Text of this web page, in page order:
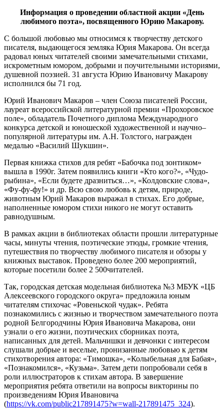
Информация о проведении областной акции «День
любимого поэта», посвященного Юрию Макарову.
С большой любовью мы относимся к творчеству детского
писателя, выдающегося земляка Юрия Макарова. Он всегда
радовал юных читателей своими замечательными стихами,
искрометным юмором, добрыми и поучительными историями,
душевной поэзией. 31 августа Юрию Ивановичу Макарову
исполнился бы 71 год.
Юрий Иванович Макаров – член Союза писателей России,
лауреат всероссийской литературной премии «Прохоровское
поле», обладатель Почетного диплома Международного
конкурса детской и юношеской художественной и научно–
популярной литературы им. А.Н. Толстого, награжден
медалью «Василий Шукшин».
Первая книжка стихов для ребят «Бабочка под зонтиком»
вышла в 1990г. Затем появились книги «Кто кого?», «Чудо-
рыбина», «Если будете дразниться…», «Колдовские слова»,
«Фу-фу-фу!» и др. Всю свою любовь к детям, природе,
животным Юрий Макаров выражал в стихах. Его добрые,
наполненные юмором стихи никого не могут оставить
равнодушным.
В рамках акции в библиотеках области прошли литературные
часы, минуты чтения, поэтические этюды, громкие чтения,
путешествия по творчеству любимого писателя и обзоры у
книжных выставок. Проведено более 200 мероприятий,
которые посетили более 2 500читателей.
Так, городская детская модельная библиотека №3 МБУК «ЦБ
Алексеевского городского округа» предложила юным
читателям стихочас «Ровеньской чудак». Ребята
познакомились с жизнью и творчеством замечательного поэта
родной Белгородчины Юрия Ивановича Макарова, они
узнали о его жизни, поэтических сборниках поэта,
написанных для детей. Мальчишки и девчонки с интересом
слушали добрые и веселые, пронизанные любовью к детям
стихотворения автора: «Тимошка», «Колыбельная для Бабая»,
«Познакомился», «Кузьма». Затем дети попробовали себя в
роли иллюстраторов к стихам автора. В завершение
мероприятия ребята ответили на вопросы викторины по
произведениям Юрия Ивановича
(https://vk.com/public217891475?w=wall-217891475_324).